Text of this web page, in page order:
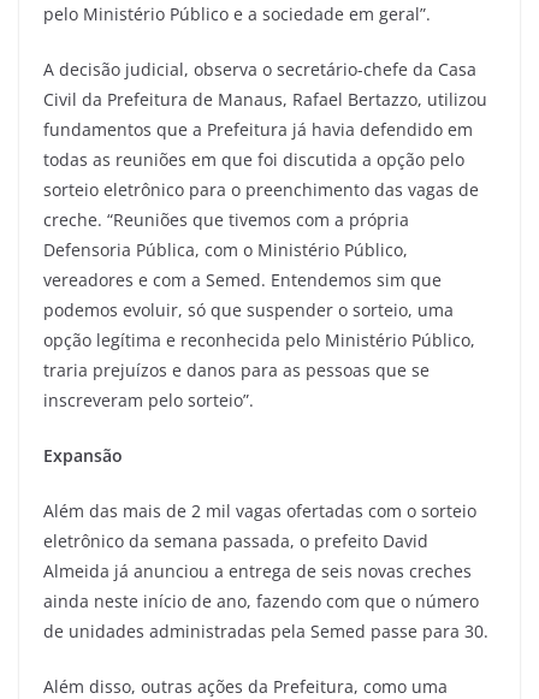
pelo Ministério Público e a sociedade em geral”.
A decisão judicial, observa o secretário-chefe da Casa
Civil da Prefeitura de Manaus, Rafael Bertazzo, utilizou
fundamentos que a Prefeitura já havia defendido em
todas as reuniões em que foi discutida a opção pelo
sorteio eletrônico para o preenchimento das vagas de
creche. “Reuniões que tivemos com a própria
Defensoria Pública, com o Ministério Público,
vereadores e com a Semed. Entendemos sim que
podemos evoluir, só que suspender o sorteio, uma
opção legítima e reconhecida pelo Ministério Público,
traria prejuízos e danos para as pessoas que se
inscreveram pelo sorteio”.
Expansão
Além das mais de 2 mil vagas ofertadas com o sorteio
eletrônico da semana passada, o prefeito David
Almeida já anunciou a entrega de seis novas creches
ainda neste início de ano, fazendo com que o número
de unidades administradas pela Semed passe para 30.
Além disso, outras ações da Prefeitura, como uma